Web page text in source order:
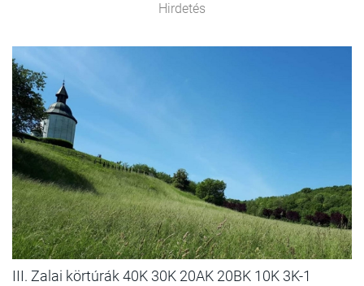
Hirdetés
III. Zalai körtúrák 40K 30K 20AK 20BK 10K 3K-1